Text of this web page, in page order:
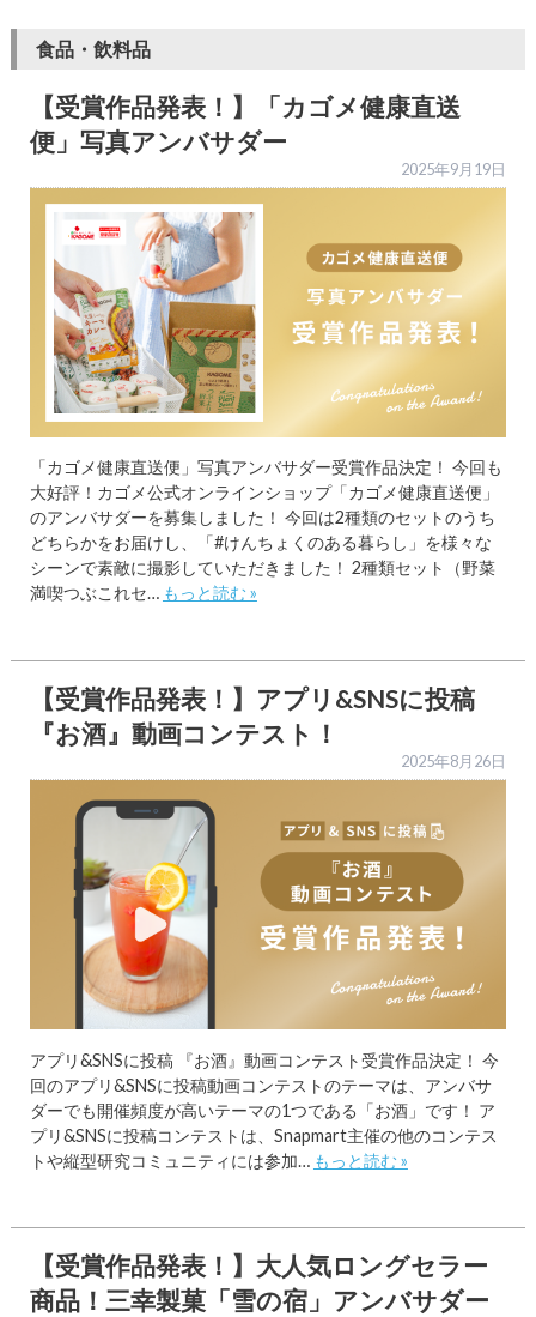
食品・飲料品
【受賞作品発表！】「カゴメ健康直送
便」写真アンバサダー
2025年9月19日
「カゴメ健康直送便」写真アンバサダー受賞作品決定！ 今回も
大好評！カゴメ公式オンラインショップ「カゴメ健康直送便」
のアンバサダーを募集しました！ 今回は2種類のセットのうち
どちらかをお届けし、「#けんちょくのある暮らし」を様々な
シーンで素敵に撮影していただきました！ 2種類セット（野菜
満喫つぶこれセ… もっと読む »
【受賞作品発表！】アプリ&SNSに投稿
『お酒』動画コンテスト！
2025年8月26日
アプリ&SNSに投稿 『お酒』動画コンテスト受賞作品決定！ 今
回のアプリ&SNSに投稿動画コンテストのテーマは、アンバサ
ダーでも開催頻度が高いテーマの1つである「お酒」です！ ア
プリ&SNSに投稿コンテストは、Snapmart主催の他のコンテス
トや縦型研究コミュニティには参加… もっと読む »
【受賞作品発表！】大人気ロングセラー
商品！三幸製菓「雪の宿」アンバサダー